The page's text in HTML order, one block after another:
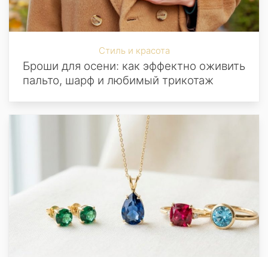
Стиль и красота
Броши для осени: как эффектно оживить
пальто, шарф и любимый трикотаж